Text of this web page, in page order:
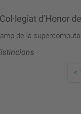
d’Honor
de la
<